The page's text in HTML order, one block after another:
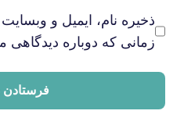
ذخیره نام، ایمیل و
زمانی که دوباره